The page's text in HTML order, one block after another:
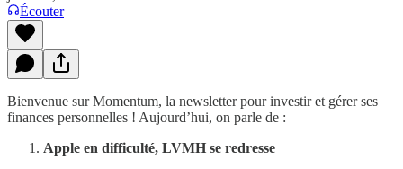
Écouter
Bienvenue sur Momentum, la newsletter pour investir et gérer ses
finances personnelles ! Aujourd’hui, on parle de :
Apple en difficulté, LVMH se redresse